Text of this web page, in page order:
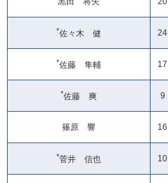
*佐々木 健 24
*佐藤 隼輔 17
*佐藤 爽 9
篠原 響 16
*菅井 信也 10